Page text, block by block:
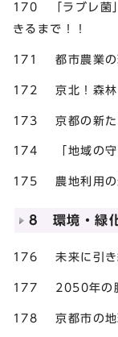
170 「ラブレ菌
きるまで！！
171 都市農業の
172 京北！森林
173 京都の新た
174 「地域の守
175 農地利用の
8 環境・緑
176 未来に引き
177 2050年の脱
178 京都市の地